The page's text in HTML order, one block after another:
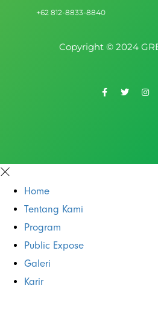
+62 812-8833-8840
Copyright © 2024
Home
Tentang Kami
Program
Public Expose
Galeri
Karir